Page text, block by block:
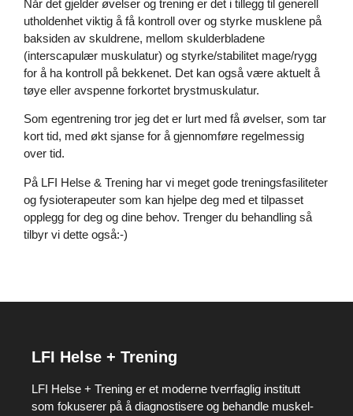
Når det gjelder øvelser og trening er det i tillegg til generell
utholdenhet viktig å få kontroll over og styrke musklene på
baksiden av skuldrene, mellom skulderbladene
(interscapulær muskulatur) og styrke/stabilitet mage/rygg
for å ha kontroll på bekkenet. Det kan også være aktuelt å
tøye eller avspenne forkortet brystmuskulatur.
Som egentrening tror jeg det er lurt med få øvelser, som tar
kort tid, med økt sjanse for å gjennomføre regelmessig
over tid.
På LFI Helse & Trening har vi meget gode treningsfasiliteter
og fysioterapeuter som kan hjelpe deg med et tilpasset
opplegg for deg og dine behov. Trenger du behandling så
tilbyr vi dette også:-)
LFI Helse + Trening
LFI Helse + Trening er et moderne tverrfaglig institutt
som fokuserer på å diagnostisere og behandle muskel-